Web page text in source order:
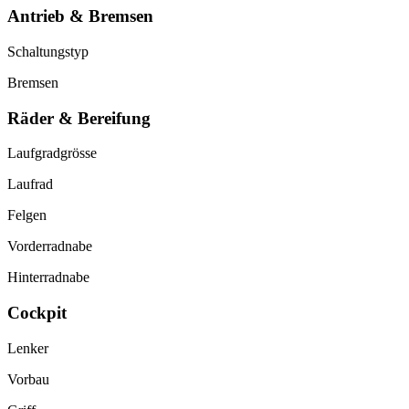
Antrieb & Bremsen
Schaltungstyp
Bremsen
Räder & Bereifung
Laufgradgrösse
Laufrad
Felgen
Vorderradnabe
Hinterradnabe
Cockpit
Lenker
Vorbau